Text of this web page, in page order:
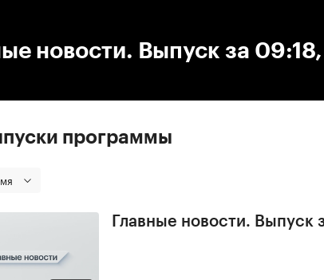
новости. Выпуск за
программы
Главные новости.